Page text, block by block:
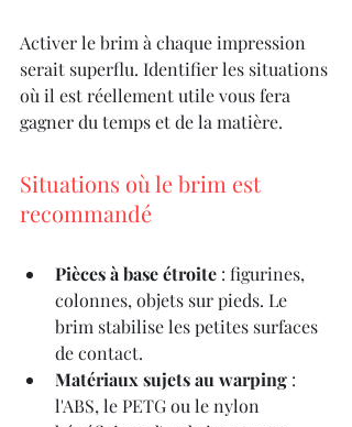
Activer le brim à chaque impression
serait superflu. Identifier les situations
où il est réellement utile vous fera
gagner du temps et de la matière.
Situations où le brim est
recommandé
Pièces à base étroite : figurines,
colonnes, objets sur pieds. Le
brim stabilise les petites surfaces
de contact.
Matériaux sujets au warping :
l'ABS, le PETG ou le nylon